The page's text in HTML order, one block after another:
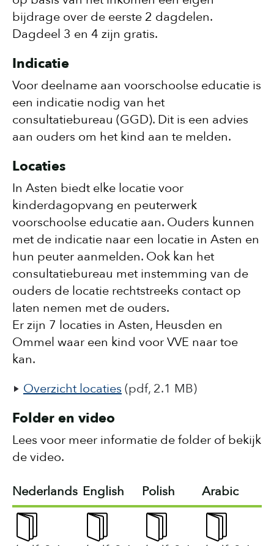
bijdrage over de eerste 2 dagdelen.
Dagdeel 3 en 4 zijn gratis.
Indicatie
Voor deelname aan voorschoolse educatie is
een indicatie nodig van het
consultatiebureau (GGD). Dit is een advies
aan ouders om het kind aan te melden.
Locaties
In Asten biedt elke locatie voor
kinderdagopvang en peuterwerk
voorschoolse educatie aan. Ouders kunnen
met de indicatie naar een locatie in Asten en
hun peuter aanmelden. Ook kan het
consultatiebureau met instemming van de
ouders de locatie rechtstreeks contact op
laten nemen met de ouders.
Er zijn 7 locaties in Asten, Heusden en
Ommel waar een kind voor VVE naar toe
kan.
Overzicht locaties (pdf, 2.1 MB)
Folder en video
Lees voor meer informatie de folder of bekijk
de video.
Nederlands English Polish Arabic